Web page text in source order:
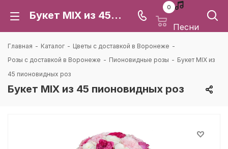
Букет MIX из 45 пионовидных роз: цена и доставка в Воронеже | Каталея
0
Песни
Главная - Каталог - Цветы с доставкой в Воронеже -
Розы с доставкой в Воронеже - Пионовидные розы - Букет MIX из
45 пионовидных роз
Букет MIX из 45 пионовидных роз